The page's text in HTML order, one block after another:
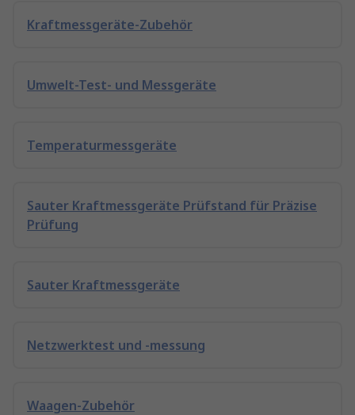
Kraftmessgeräte-Zubehör
Umwelt-Test- und Messgeräte
Temperaturmessgeräte
Sauter Kraftmessgeräte Prüfstand für Präzise
Prüfung
Sauter Kraftmessgeräte
Netzwerktest und -messung
Waagen-Zubehör